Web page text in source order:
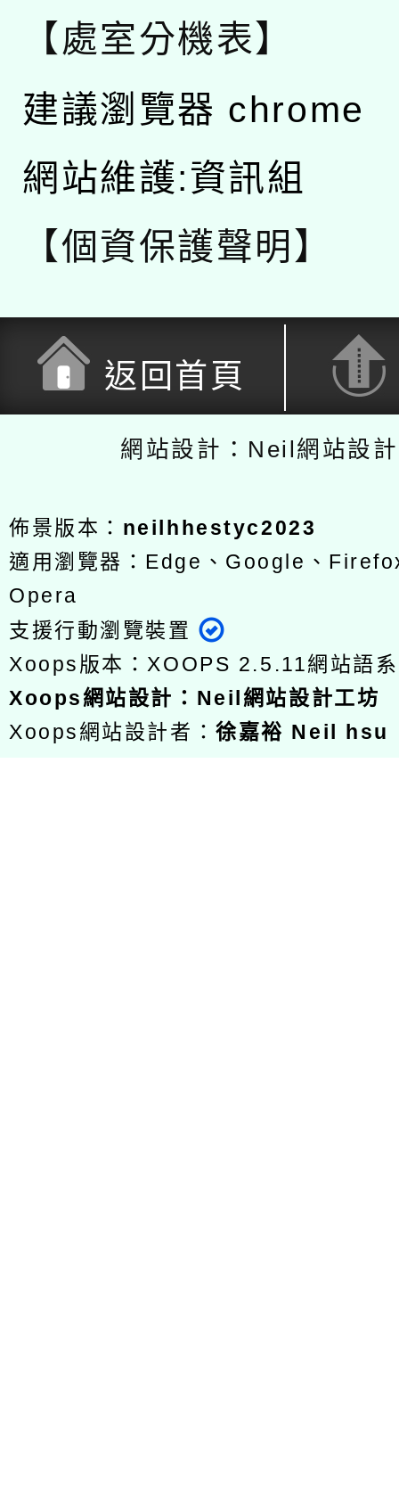
【處室分機表】
建議瀏覽器 chrome
網站維護:資訊組
【個資保護聲明】
返回首頁
網站設計：Neil網站設
佈景版本： neilhhestyc2023
適用瀏覽器：Edge、Google、
Opera
支援行動瀏覽裝置
Xoops版本：XOOPS 2.5.11網站語
Xoops網站設計 ： Neil網站設計工坊
Xoops網站設計者：徐嘉裕 Neil hsu